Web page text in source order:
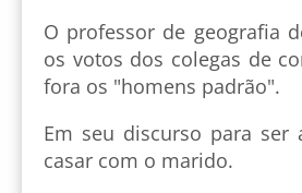
O professor de geografia
os votos dos colegas de
fora os "homens padrão".
Em seu discurso para
casar com o marido.